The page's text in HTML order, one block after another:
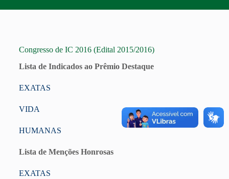
Congresso de IC 2016 (Edital 2015/2016)
Lista de Indicados ao Prêmio Destaque
EXATAS
VIDA
HUMANAS
Lista de Menções Honrosas
EXATAS